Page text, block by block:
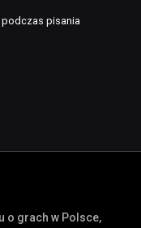
pisania
o grach w Polsce,